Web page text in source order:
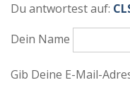
Du antwortest auf:
Dein Name
Gib Deine E-Mail-